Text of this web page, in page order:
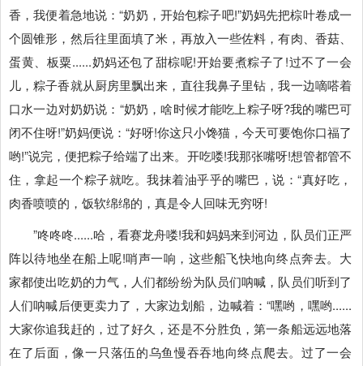
香，我便着急地说：“奶奶，开始包粽子吧!”奶妈先把棕叶卷成一
个圆锥形，然后往里面填了米，再放入一些佐料，有肉、香菇、
蛋黄、板粟......奶妈还包了甜棕呢!开始要煮粽子了!过不了一会
儿，粽子香就从厨房里飘出来，直往我鼻子里钻，我一边嘀嗒着
口水一边对奶奶说：“奶奶，啥时候才能吃上粽子呀?我的嘴巴可
闭不住呀!”奶妈便说：“好呀!你这只小馋猫，今天可要饱你口福了
哟!”说完，便把粽子给端了出来。开吃喽!我那张嘴呀!想管都管不
住，拿起一个粽子就吃。我抹着油乎乎的嘴巴，说：“真好吃，
肉香喷喷的，饭软绵绵的，真是令人回味无穷呀!
”咚咚咚......哈，看赛龙舟喽!我和妈妈来到河边，队员们正严
阵以待地坐在船上呢!哨声一响，这些船飞快地向终点奔去。大
家都使出吃奶的力气，人们都纷纷为队员们呐喊，队员们听到了
人们呐喊后便更卖力了，大家边划船，边喊着：“嘿哟，嘿哟......
大家你追我赶的，过了好久，还是不分胜负，第一条船远远地落
在了后面，像一只落伍的乌鱼慢吞吞地向终点爬去。过了一会